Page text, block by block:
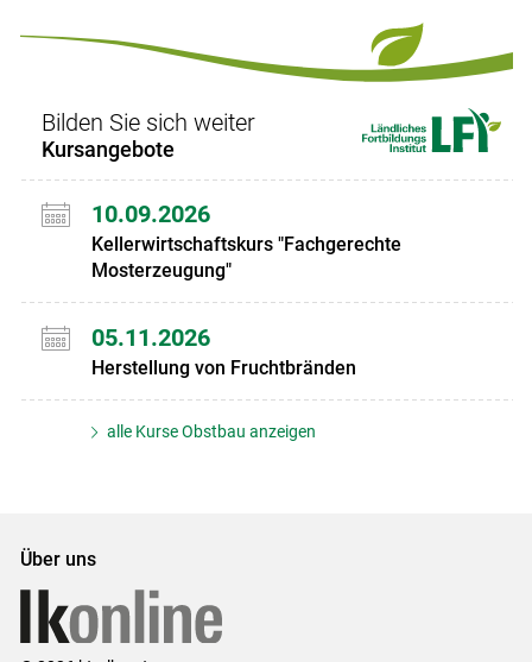
Bilden Sie sich weiter
Kursangebote
10.09.2026
Kellerwirtschaftskurs "Fachgerechte
Mosterzeugung"
05.11.2026
Herstellung von Fruchtbränden
alle Kurse Obstbau anzeigen
Über uns